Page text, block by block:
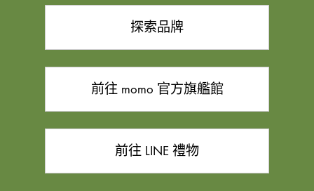
探索品牌
前往 momo 官方旗艦館
前往 LINE 禮物